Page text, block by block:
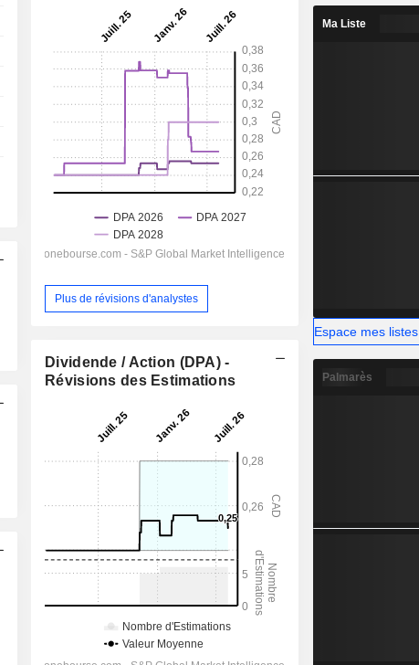
0,19 %
1,652 2,897
15,3 % 9,2 %
135,86 135,86 135,86
435 533 -
- -
Plus de révisions d'analystes
Dividende / Action (DPA) -
Révisions des Estimations
Ma Liste
Espace mes listes
Palmarès